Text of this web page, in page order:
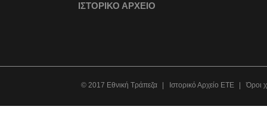
ΙΣΤΟΡΙΚΟ ΑΡΧΕΙΟ
© 2017 Εθνική Τράπεζα Ιστορικό Αρχείο ΕΤΕ Όροι